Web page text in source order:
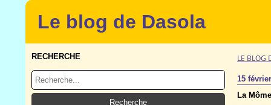
Le blog de Dasola
RECHERCHE LE BLOG
15
La